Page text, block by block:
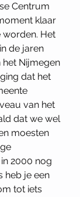
Centrum
klaar
worden. Het
de jaren
Nijmegen
dat het
van het
dat we wel
moesten
2000 nog
heb je een
tot iets